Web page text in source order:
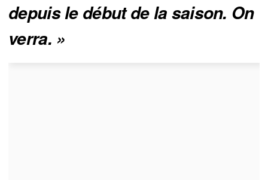
depuis le début de la saison. On
verra. »